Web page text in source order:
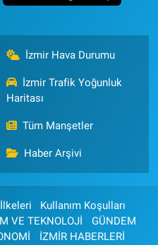
İzmir Hava Durumu
İzmir Trafik Yoğunluk
Haritası
Tüm Manşetler
Haber Arşivi
Kullanım Koşulları
VE TEKNOLOJİ
GÜNDEM
İZMİR HABERLERİ